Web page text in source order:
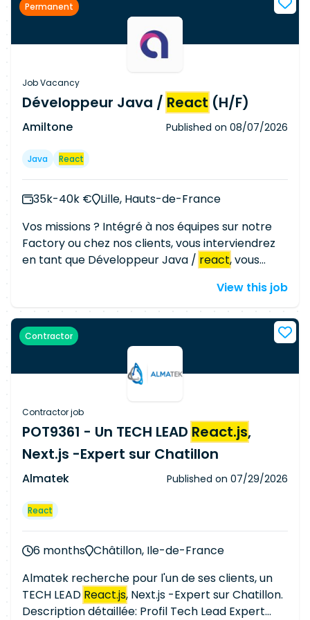
des API REST Assurer l'intégration front-end /
back-end Garantir la qualité, la performance et
la sécurité du code Participer aux revues de
code et aux rituels agiles Collaborer avec les
équipes produit, UX/UI, QA et DevOps
Permanent
Job Vacancy
Développeur Java / React (H/F)
Amiltone Published on 08/07/2026
Java React
35k-40k €
Lille, Hauts-de-France
Vos missions ? Intégré à nos équipes sur notre
Factory ou chez nos clients, vous interviendrez
en tant que Développeur Java / react, vous
participation à la refonte technique du code et à
rédaction des spécifications détaillées - La
conception et l'implémentation des nouvelles
fonctionnalités du logiciel - La maintenance et
l'amélioration de l'architecture et des
documentation des développements effectués
- Le support technique et la maintenance
corrective et évolutive La stack technique : -
Technologie : Java /React- BDD : MongoDB ou
PostgreSQL - Outils : Git, Jenkins, Jira
View this job
Contractor
Contractor job
POT9361 - Un TECH LEAD React.js,
Next.js -Expert sur Chatillon
Almatek Published on 07/29/2026
React
6 months Châtillon, Ile-de-France
Almatek recherche pour l'un de ses clients, un
TECH LEAD React.js, Next.js -Expert sur Chatillon.
Description détaillée: Profil Tech Lead Expert